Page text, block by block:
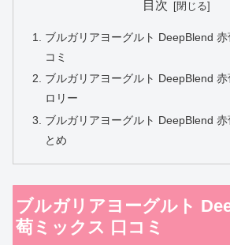
目次
ブルガリアヨーグルト DeepBlend
コミ
ブルガリアヨーグルト DeepBlend
ロリー
ブルガリアヨーグルト DeepBlend 赤
とめ
ブルガリアヨーグルト
萄ミックス 口コミ